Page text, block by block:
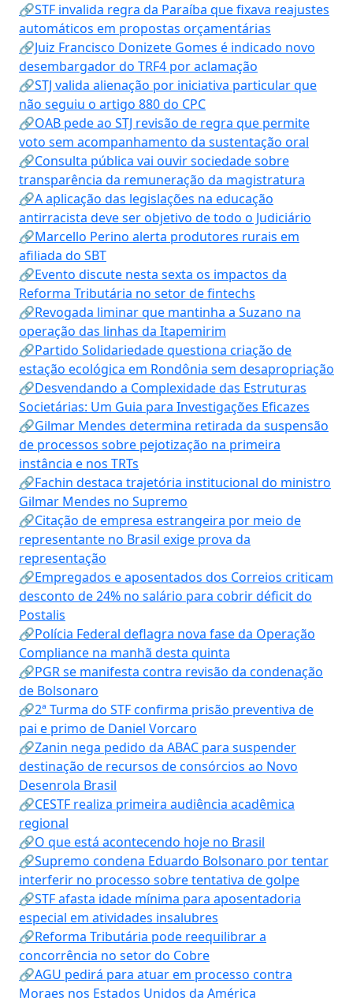
🔗STF invalida regra da Paraíba que fixava reajustes
automáticos em propostas orçamentárias
🔗Juiz Francisco Donizete Gomes é indicado novo
desembargador do TRF4 por aclamação
🔗STJ valida alienação por iniciativa particular que
não seguiu o artigo 880 do CPC
🔗OAB pede ao STJ revisão de regra que permite
voto sem acompanhamento da sustentação oral
🔗Consulta pública vai ouvir sociedade sobre
transparência da remuneração da magistratura
🔗A aplicação das legislações na educação
antirracista deve ser objetivo de todo o Judiciário
🔗Marcello Perino alerta produtores rurais em
afiliada do SBT
🔗Evento discute nesta sexta os impactos da
Reforma Tributária no setor de fintechs
🔗Revogada liminar que mantinha a Suzano na
operação das linhas da Itapemirim
🔗Partido Solidariedade questiona criação de
estação ecológica em Rondônia sem desapropriação
🔗Desvendando a Complexidade das Estruturas
Societárias: Um Guia para Investigações Eficazes
🔗Gilmar Mendes determina retirada da suspensão
de processos sobre pejotização na primeira
instância e nos TRTs
🔗Fachin destaca trajetória institucional do ministro
Gilmar Mendes no Supremo
🔗Citação de empresa estrangeira por meio de
representante no Brasil exige prova da
representação
🔗Empregados e aposentados dos Correios criticam
desconto de 24% no salário para cobrir déficit do
Postalis
🔗Polícia Federal deflagra nova fase da Operação
Compliance na manhã desta quinta
🔗PGR se manifesta contra revisão da condenação
de Bolsonaro
🔗2ª Turma do STF confirma prisão preventiva de
pai e primo de Daniel Vorcaro
🔗Zanin nega pedido da ABAC para suspender
destinação de recursos de consórcios ao Novo
Desenrola Brasil
🔗CESTF realiza primeira audiência acadêmica
regional
🔗O que está acontecendo hoje no Brasil
🔗Supremo condena Eduardo Bolsonaro por tentar
interferir no processo sobre tentativa de golpe
🔗STF afasta idade mínima para aposentadoria
especial em atividades insalubres
🔗Reforma Tributária pode reequilibrar a
concorrência no setor do Cobre
🔗AGU pedirá para atuar em processo contra
Moraes nos Estados Unidos da América